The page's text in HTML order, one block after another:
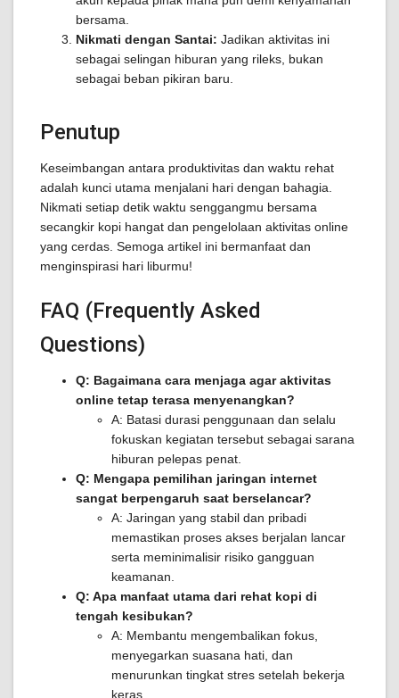
bersama.
Nikmati dengan Santai: Jadikan aktivitas ini
sebagai selingan hiburan yang rileks, bukan
sebagai beban pikiran baru.
Penutup
Keseimbangan antara produktivitas dan waktu rehat
adalah kunci utama menjalani hari dengan bahagia.
Nikmati setiap detik waktu senggangmu bersama
secangkir kopi hangat dan pengelolaan aktivitas online
yang cerdas. Semoga artikel ini bermanfaat dan
menginspirasi hari liburmu!
FAQ (Frequently Asked
Questions)
Q: Bagaimana cara menjaga agar aktivitas
online tetap terasa menyenangkan?
A: Batasi durasi penggunaan dan selalu
fokuskan kegiatan tersebut sebagai sarana
hiburan pelepas penat.
Q: Mengapa pemilihan jaringan internet
sangat berpengaruh saat berselancar?
A: Jaringan yang stabil dan pribadi
memastikan proses akses berjalan lancar
serta meminimalisir risiko gangguan
keamanan.
Q: Apa manfaat utama dari rehat kopi di
tengah kesibukan?
A: Membantu mengembalikan fokus,
menyegarkan suasana hati, dan
menurunkan tingkat stres setelah bekerja
keras.